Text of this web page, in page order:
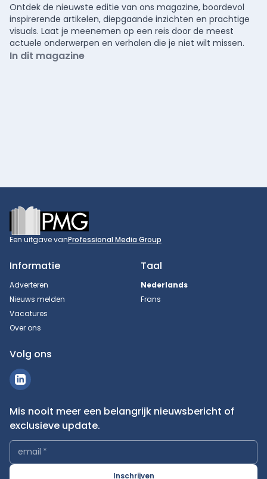
Ontdek de nieuwste editie van ons magazine, boordevol
inspirerende artikelen, diepgaande inzichten en prachtige
visuals. Laat je meenemen op een reis door de meest
actuele onderwerpen en verhalen die je niet wilt missen.
In dit magazine
Footer
Een uitgave vanProfessional Media Group
Informatie
Adverteren
Nieuws melden
Vacatures
Over ons
Taal
Nederlands
Frans
Volg ons
Mis nooit meer een belangrijk nieuwsbericht of
exclusieve update.
email *
Inschrijven